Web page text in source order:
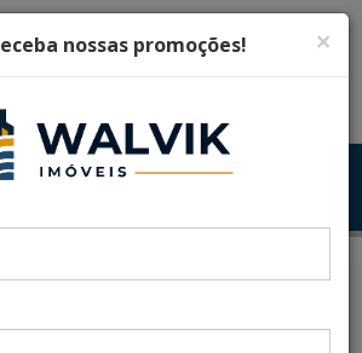
×
nossas promoções!